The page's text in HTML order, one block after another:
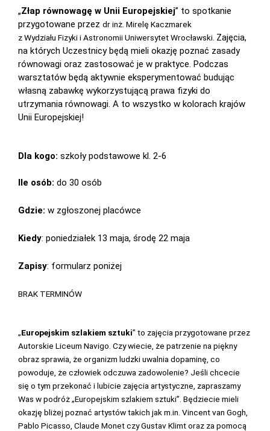
„Złap równowagę w Unii Europejskiej” to spotkanie
przygotowane przez dr inż. Mirelę Kaczmarek
z Wydziału Fizyki i Astronomii Uniwersytet Wrocławski. Zajęcia,
na których Uczestnicy będą mieli okazję poznać zasady
równowagi oraz zastosować je w praktyce. Podczas
warsztatów będą aktywnie eksperymentować budując
własną zabawkę wykorzystującą prawa fizyki do
utrzymania równowagi. A to wszystko w kolorach krajów
Unii Europejskiej!
Dla kogo: szkoły podstawowe kl. 2-6
Ile osób: do 30 osób
Gdzie: w zgłoszonej placówce
Kiedy: poniedziałek 13 maja, środę 22 maja
Zapisy: formularz poniżej
BRAK TERMINÓW
„Europejskim szlakiem sztuki” to zajęcia przygotowane przez
Autorskie Liceum Navigo. Czy wiecie, że patrzenie na piękny
obraz sprawia, że organizm ludzki uwalnia dopaminę, co
powoduje, że człowiek odczuwa zadowolenie? Jeśli chcecie
się o tym przekonać i lubicie zajęcia artystyczne, zapraszamy
Was w podróż „Europejskim szlakiem sztuki”. Będziecie mieli
okazję bliżej poznać artystów takich jak m.in. Vincent van Gogh,
Pablo Picasso, Claude Monet czy Gustav Klimt oraz za pomocą